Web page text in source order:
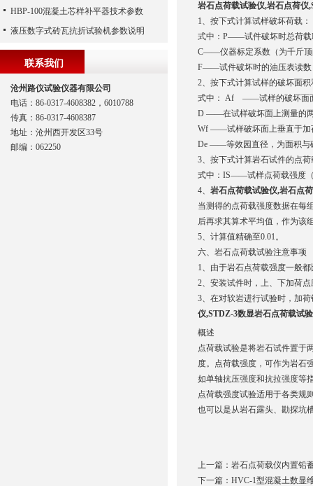
岩石点荷载试验仪,岩石点荷仪
1、按下式计算试样破坏荷载：
式中：P——试件破坏时总荷载
C——仪器标定系数（为千斤顶
F——试件破坏时的油压表读数
2、按下式计算试样的破坏面
式中： Af ——试样的破坏面
D ——在试样破坏面上测量的
Wf ——试样破坏面上垂直于加
De ——等效园直径，为面积与
3、按下式计算岩石试件的点
式中：IS——试样点荷载强度
4、 岩石点荷载试验仪,岩石点
当测得的点荷载强度数据在每
后再求其算术平均值，作为该
5、计算值精确至0.01。
六、岩石点荷载试验注意事项
1、由于岩石点荷载强度一般
2、安装试件时，上、下加荷
3、在对软岩进行试验时，加
仪,STDZ-3数显岩石点荷载试验
概述
点荷载试验是将岩石试件置于
度。点荷载强度，可作为岩石
如单轴抗压强度和抗拉强度等
点荷载强度试验适用于各类规
也可以是从岩石露头、勘探坑
上一篇： 岩石点荷载仪内置铅
下一篇： HVC-1型混凝土数显
HBP-100混凝土芯样补平器技术参数
液压数字式砖瓦抗折试验机参数说明
联系我们
沧州路仪试验仪器有限公司
电话：86-0317-4608382，6010788
传真：86-0317-4608387
地址：沧州西开发区33号
邮编：062250